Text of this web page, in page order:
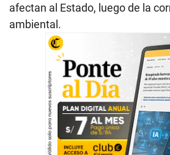
afectan al Estado, luego de la
ambiental.